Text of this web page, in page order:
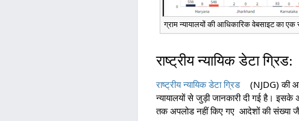
ग्राम न्यायालयों की आधिकारिक वेबसाइट का
राष्ट्रीय न्यायिक डेटा ग्रिड:
राष्ट्रीय न्यायिक डेटा ग्रिड
(NJDG) की
न्यायालयों से जुड़ी जानकारी दी गई है।
तक अपलोड नहीं किए गए आदेशों की संख्या